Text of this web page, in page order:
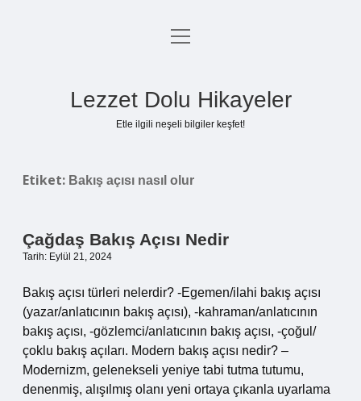
Anasayfa
menüyü
Lezzet Dolu Hikayeler
Etle ilgili neşeli bilgiler keşfet!
Etiket: Bakış açısı nasıl olur
Çağdaş Bakış Açısı Nedir
Tarih: Eylül 21, 2024
Bakış açısı türleri nelerdir? -Egemen/ilahi bakış açısı
(yazar/anlatıcının bakış açısı), -kahraman/anlatıcının
bakış açısı, -gözlemci/anlatıcının bakış açısı, -çoğul/
çoklu bakış açıları. Modern bakış açısı nedir? –
Modernizm, gelenekseli yeniye tabi tutma tutumu,
denenmiş, alışılmış olanı yeni ortaya çıkanla uyarlama